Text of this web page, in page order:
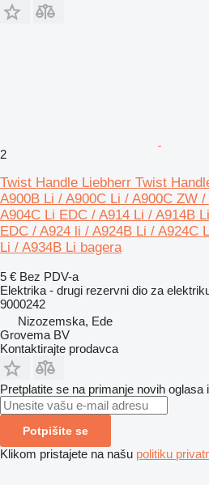
2
Twist Handle Liebherr Twist
A900B Li / A900C Li / A900C ZW
A904C Li EDC / A914 Li / A914B
EDC / A924 li / A924B Li / A924C
Li / A934B Li bagera
5 € Bez PDV-a
Elektrika - drugi rezervni dio za
9000242
Nizozemska, Ede
Grovema BV
Kontaktirajte prodavca
Pretplatite se na primanje novih oglasa
Potpišite se
Klikom pristajete na našu politiku